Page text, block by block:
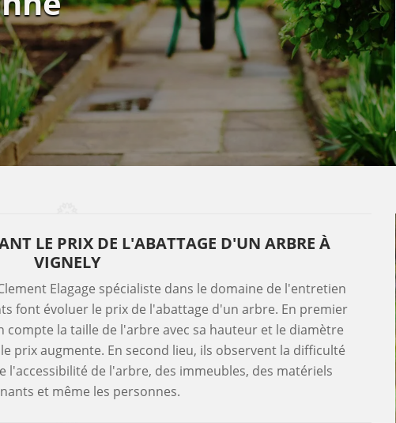
LE PRIX DE L'ABATTAGE D'UN ARBRE À
VIGNELY
Elagage spécialiste dans le domaine de l'entretien
font évoluer le prix de l'abattage d'un arbre. En premier
compte la taille de l'arbre avec sa hauteur et le diamètre
prix augmente. En second lieu, ils observent la difficulté
l'accessibilité de l'arbre, des immeubles, des matériels
et même les personnes.